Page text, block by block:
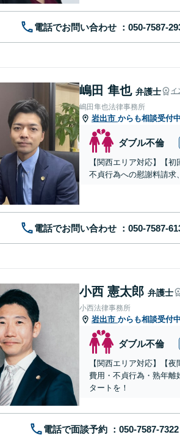
電話でお問い合わせ
嶋田 隼也 弁護士 イ
嶋田隼也法律事務所
岩出市 からも相談受付中
ダブル不倫
【関西エリア対応】【
不貞行為への慰謝料請求
電話でお問い合わせ
小西 憲太郎 弁護士
小西法律事務所
岩出市 からも相談受付中
ダブル不倫
【関西エリア対応】【
費用・不貞行為・熟年離
タートを！
電話で面談予約